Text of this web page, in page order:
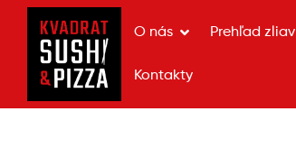
O nás Prehľad zliav
Kontakty